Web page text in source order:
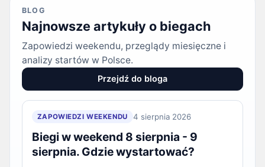
BLOG
Najnowsze artykuły o biegach
Zapowiedzi weekendu, przeglądy miesięczne i
analizy startów w Polsce.
Przejdź do bloga
ZAPOWIEDZI WEEKENDU 4 sierpnia 2026
Biegi w weekend 8 sierpnia - 9
sierpnia. Gdzie wystartować?